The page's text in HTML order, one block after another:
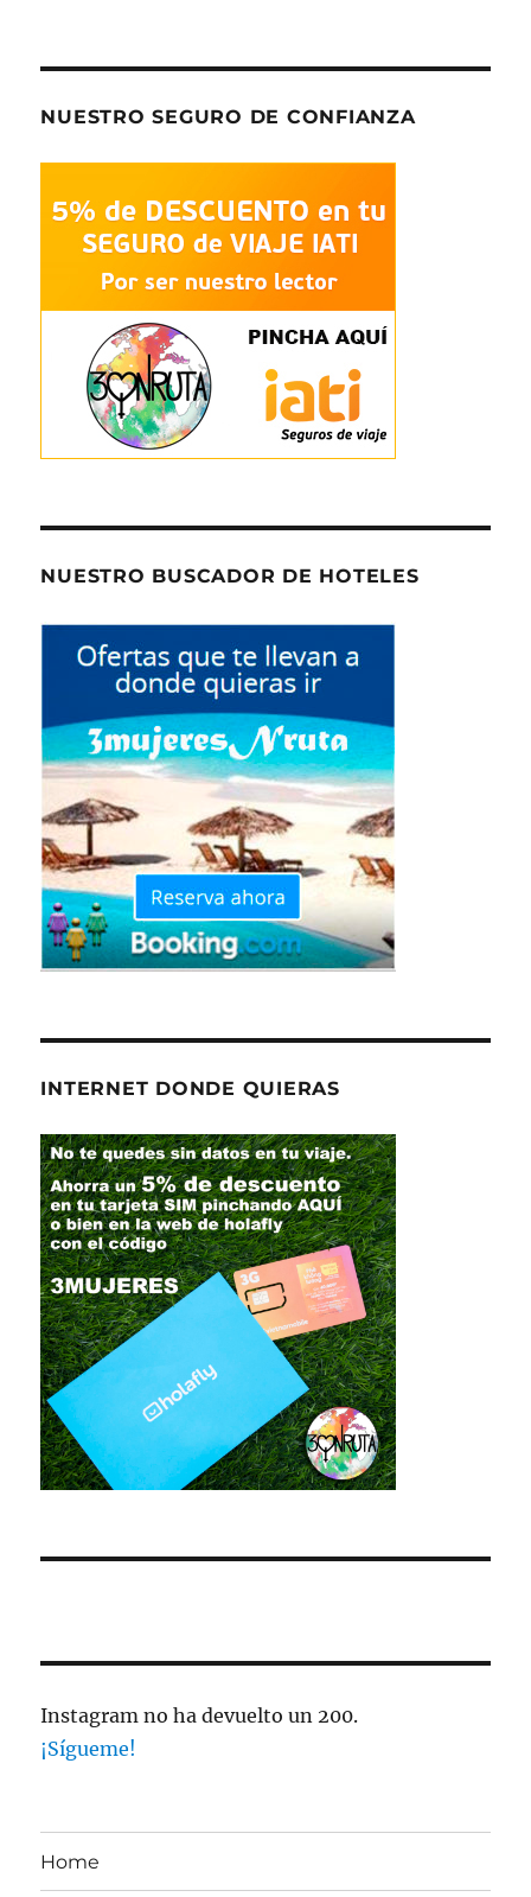
NUESTRO SEGURO DE CONFIANZA
NUESTRO BUSCADOR DE HOTELES
INTERNET DONDE QUIERAS
Instagram no ha devuelto un 200.
¡Sígueme!
Home